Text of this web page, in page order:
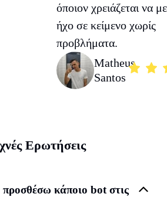
όποιον χρειάζεται να
ήχο σε κείμενο χωρίς
προβλήματα.
Matheus
Santos
Ερωτήσεις
προσθέσω κάποιο bot στις